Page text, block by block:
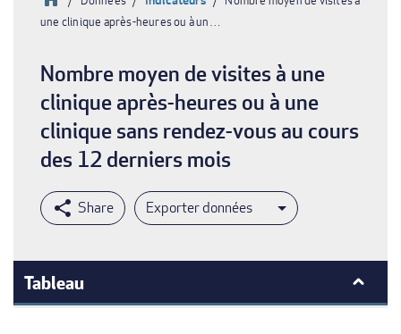
d'Ariane
une clinique après-heures ou à un…
Nombre moyen de visites à une
clinique après-heures ou à une
clinique sans rendez-vous au cours
des 12 derniers mois
Exporter données
Tableau